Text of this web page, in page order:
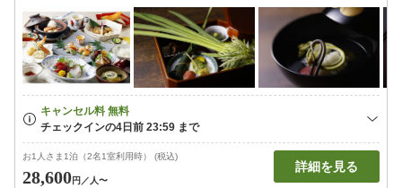
お1人さま1泊（2名1室利用時） (税込)
28,600円 ／人〜
詳細を見る